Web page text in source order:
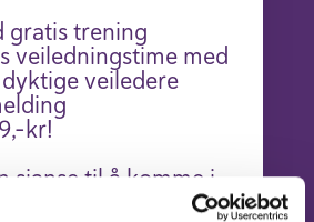
gratis trening
veiledningstime med
veiledere
kr!
sjanse til å komme i
skånsom og effektiv